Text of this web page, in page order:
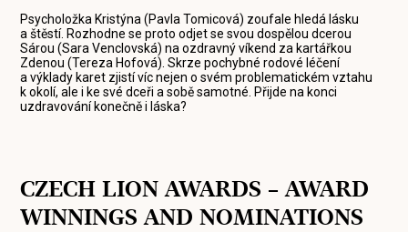
Psycholožka Kristýna (Pavla Tomicová) zoufale hledá lásku
a štěstí. Rozhodne se proto odjet se svou dospělou dcerou
Sárou (Sara Venclovská) na ozdravný víkend za kartářkou
Zdenou (Tereza Hofová). Skrze pochybné rodové léčení
a výklady karet zjistí víc nejen o svém problematickém vztahu
k okolí, ale i ke své dceři a sobě samotné. Přijde na konci
uzdravování konečně i láska?
CZECH LION AWARDS – AWARD
WINNINGS AND NOMINATIONS